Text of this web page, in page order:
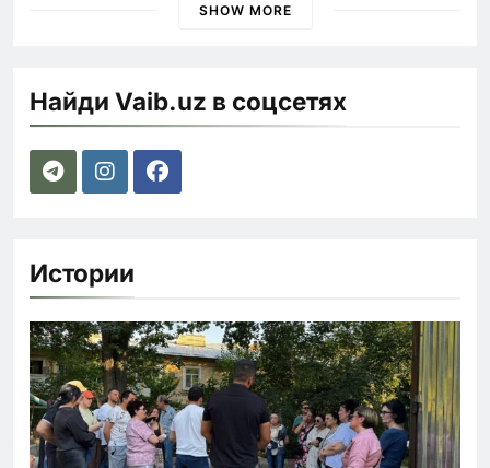
SHOW MORE
Найди Vaib.uz в соцсетях
Истории